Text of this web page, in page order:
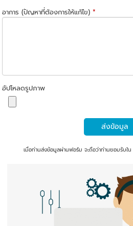
อาการ (ปัญหาที่ต้องการให้แก้ไข) *
อัปโหลดรูปภาพ
ส่งข้อมูล
เมื่อท่านส่งข้อมูลผ่านฟอร์ม จะถือว่าท่านยอมรับใน